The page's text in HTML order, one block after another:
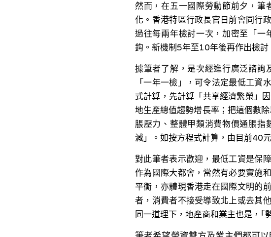
然而，在五一國際勞動節前夕，
化。香港特區行政長官日前會同行
過往每兩年檢討一次，加密至「一
鈎。新機制5年至10年後再作出檢
據筆者了解，是次經進行廣泛諮詢
「一年一檢」，可令法定最低工
式計算，先計算「共享經濟繁榮」
地生產總值趨勢增長率；把這個數
脹壓力、整體甲類消費物價通脹
減」。如按方程式計算，由目前40
對此筆者表示歡迎，最低工資是保
作為國際大都會，當然有必要實施
平衡，亦體現香港走在國際文明的
者，消費者不接受導致北上或去其
同一道理下，地產商和業主也是，｢